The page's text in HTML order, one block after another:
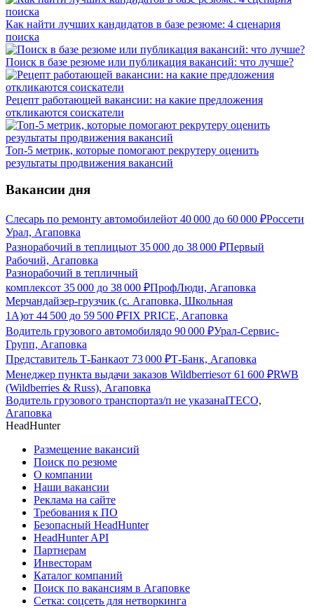
Как найти лучших кандидатов в базе резюме: 4 сценария
поиска
Поиск в базе резюме или публикация вакансий: что лучше?
Рецепт работающей вакансии: на какие предложения
откликаются соискатели
Топ-5 метрик, которые помогают рекрутеру оценить
результаты продвижения вакансий
Вакансии дня
Слесарь по ремонту автомобилейот 40 000 до 60 000 ₽Россети
Урал, Агаповка
Разнорабочий в теплицыот 35 000 до 38 000 ₽Первый
Рабочий, Агаповка
Разнорабочий в тепличный
комплексот 35 000 до 38 000 ₽ПрофЛюди, Агаповка
Мерчандайзер-грузчик (с. Агаповка, Школьная
1А)от 44 500 до 59 500 ₽FIX PRICE, Агаповка
Водитель грузового автомобилядо 90 000 ₽Урал-Сервис-
Групп, Агаповка
Представитель Т-Банкаот 73 000 ₽Т-Банк, Агаповка
Менеджер пункта выдачи заказов Wildberriesот 61 600 ₽RWB
(Wildberries & Russ), Агаповка
Водитель грузового транспортаз/п не указанаITECO,
Агаповка
HeadHunter
Размещение вакансий
Поиск по резюме
О компании
Наши вакансии
Реклама на сайте
Требования к ПО
Безопасный HeadHunter
HeadHunter API
Партнерам
Инвесторам
Каталог компаний
Поиск по вакансиям в Агаповке
Сетка: соцсеть для нетворкинга